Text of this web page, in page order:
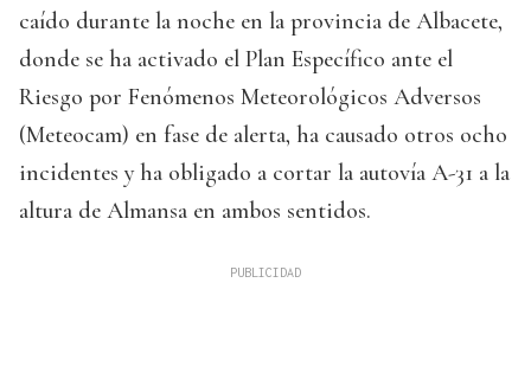
caído durante la noche en la provincia de Albacete,
donde se ha activado el Plan Específico ante el
Riesgo por Fenómenos Meteorológicos Adversos
(Meteocam) en fase de alerta, ha causado otros ocho
incidentes y ha obligado a cortar la autovía A-31 a la
altura de Almansa en ambos sentidos.